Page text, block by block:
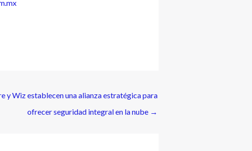
y Wiz establecen una alianza estratégica para
ofrecer seguridad integral en la nube →